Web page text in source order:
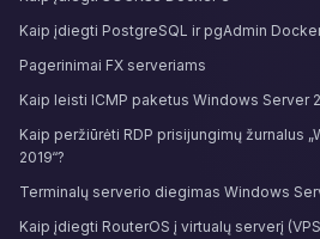
Kaip įdiegti PostgreSQL ir pgAdmin
Pagerinimai FX serveriams
Kaip leisti ICMP paketus Windows Server
Kaip peržiūrėti RDP prisijungimų žurnalus
2019“?
Terminalų serverio diegimas Windows
Kaip įdiegti RouterOS į virtualų serverį